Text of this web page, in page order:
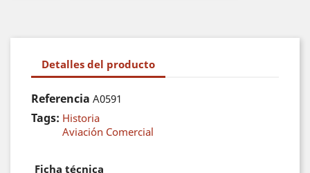
Detalles del producto
Referencia A0591
Tags: Historia
Aviación Comercial
Ficha técnica